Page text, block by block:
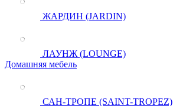
ЖАРДИН (JARDIN)
ЛАУНЖ (LOUNGE)
Домашняя мебель
САН-ТРОПЕ (SAINT-TROPEZ)